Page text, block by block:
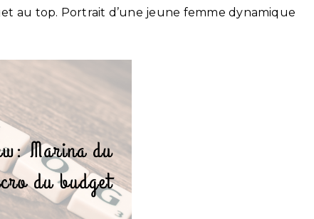
au top. Portrait d’une jeune femme dynamique